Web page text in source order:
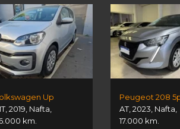
Up
, 2019 Nafta
km.
AT,2023 Nafta
17.000 km.